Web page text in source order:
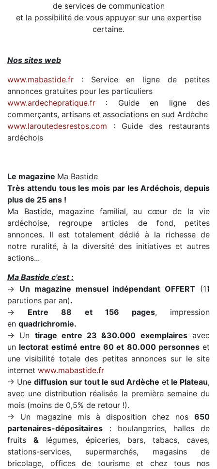
de services de communication
et la possibilité de vous appuyer sur une expertise
certaine.
Nos sites web
www.mabastide.fr : Service en ligne de petites
annonces gratuites pour les particuliers
www.ardechepratique.fr : Guide en ligne des
commerçants, artisans et associations en sud Ardèche
www.laroutedesrestos.com : Guide des restaurants
ardéchois
Le magazine Ma Bastide
Très attendu tous les mois par lesArdéchois, depuis
plus de 25 ans !
Ma Bastide, magazine familial, au cœur de la vie
ardéchoise, regroupe articles de fond, petites
annonces. Il est totalement dédié à la richesse de
notre ruralité, à la diversité des initiatives et autres
actions...
Ma Bastide c'est :
→ Un magazine mensuel indépendant OFFERT (11
parutions par an).
→ Entre 88 et 156 pages, impression
en quadrichromie.
→ Un tirage entre 23&30.000 exemplairesavec
un lectorat estimé entre 60 et 80.000 personneset
une visibilité totale des petites annonces sur le site
internet www.mabastide.fr
→ Unediffusion sur tout le sud Ardèche et le Plateau,
avec une distribution réalisée la première semaine du
mois (moins de 0,5% de retour !).
→ Un magazine mis à disposition chez nos 650
partenaires-dépositaires : boulangeries, halles de
fruits & légumes, épiceries, bars, tabacs, caves,
stations-services, supermarchés, magasins de
bricolage, offices de tourisme et chez tous nos